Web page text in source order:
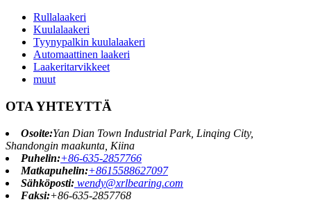
Rullalaakeri
Kuulalaakeri
Tyynypalkin kuulalaakeri
Automaattinen laakeri
Laakeritarvikkeet
muut
OTA YHTEYTTÄ
Osoite:Yan Dian Town Industrial Park, Linqing City,
Shandongin maakunta, Kiina
Puhelin:+86-635-2857766
Matkapuhelin:+8615588627097
Sähköposti: wendy@xrlbearing.com
Faksi:+86-635-2857768